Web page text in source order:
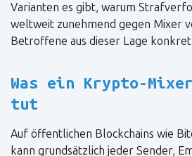
Varianten es gibt, warum
weltweit zunehmend gegen Mixer
Betroffene aus dieser Lage
Was ein Krypto-
tut
Auf öffentlichen Blockchains wie
kann grundsätzlich jeder Sender,